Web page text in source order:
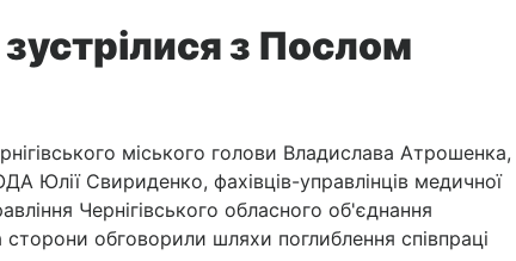
з Послом
міського голови Владислава Атрошенка,
Юлії Свириденко, фахівців-управлінців медичної
Чернігівського обласного об'єднання
обговорили шляхи поглиблення співпраці